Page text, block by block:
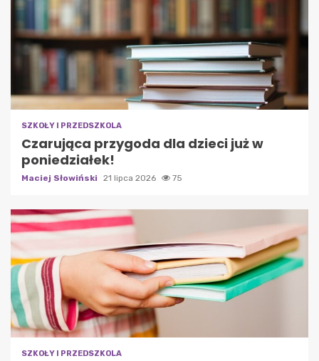
SZKOŁY I PRZEDSZKOLA
Czarująca przygoda dla dzieci już w
poniedziałek!
Maciej Słowiński 21 lipca 2026 75
SZKOŁY I PRZEDSZKOLA